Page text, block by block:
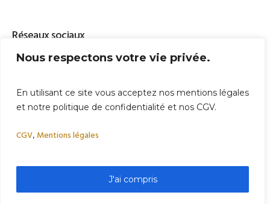
Nous respectons votre vie privée.
En utilisant ce site vous acceptez nos mentions légales
et notre politique de confidentialité et nos CGV.
CGV, Mentions légales
J'ai compris
Réseaux sociaux
Facebook
Instagram
Philippebrito.com © 2023 / Tout droit réservé